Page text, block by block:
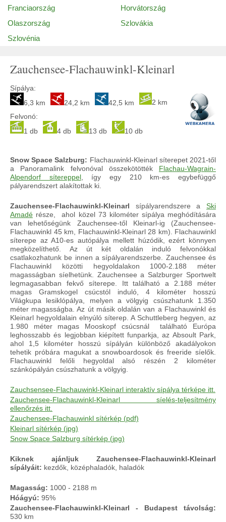
Franciaország
Horvátország
Olaszország
Szlovákia
Szlovénia
Zauchensee-Flachauwinkl-Kleinarl
Sípálya:
6,3 km
24,2 km 42,5 km
2 km
Felvonó:
1 db
4 db 13 db 10 db
Snow Space Salzburg: Flachauwinkl-Kleinarl síterepet 2021-től
a Panoramalink felvonóval összekötötték Flachau-Wagrain-
Alpendorf sítereppel, így egy 210 km-es egybefüggő
pályarendszert alakítottak ki.
Zauchensee-Flachauwinkl-Kleinarl sípályarendszere a Ski
Amadé része, ahol közel 73 kilométer sípálya meghódítására
van lehetőségünk Zauchensee-től Kleinarl-ig (Zauchensee-
Flachauwinkl 45 km, Flachauwinkl-Kleinarl 28 km). Flachauwinkl
síterepe az A10-es autópálya mellett húzódik, ezért könnyen
megközelíthető. Az út két oldalán induló felvonókkal
csatlakozhatunk be innen a sípályarendszerbe. Zauchensee és
Flachauwinkl közötti hegyoldalakon 1000-2.188 méter
magasságban síelhetünk. Zauchensee a Salzburger Sportwelt
legmagasabban fekvő síterepe. Itt található a 2.188 méter
magas Gramskogel csúcstól induló, 4 kilométer hosszú
Világkupa lesiklópálya, melyen a völgyig csúszhatunk 1.350
méter magasságba. Az út másik oldalán van a Flachauwinkl és
Kleinarl hegyoldalain elnyúló síterep. A Schuttleberg hegyen, az
1.980 méter magas Mooskopf csúcsnál található Európa
leghosszabb és legjobban kiépített funparkja, az Absoult Park,
ahol 1,5 kilométer hosszú sípályán különböző akadályokon
tehetik próbára magukat a snowboardosok és freeride síelők.
Flachauwinkl felőli hegyoldal alsó részén 2 kilométer
szánkópályán csúszhatunk a völgyig.
Zauchsensee-Flachauwinkl-Kleinarl interaktív sípálya térképe itt.
Zauchensee-Flachauwinkl-Kleinarl síelés-teljesítmény
ellenőrzés itt.
Zauchensee-Flachauwinkl sítérkép (pdf)
Kleinarl sítérkép (jpg)
Snow Space Salzburg sítérkép (jpg)
Kiknek ajánljuk Zauchensee-Flachauwinkl-Kleinarl
sípályáit: kezdők, középhaladók, haladók
Magasság: 1000 - 2188 m
Hóágyú: 95%
Zauchensee-Flachauwinkl-Kleinarl - Budapest távolság:
530 km